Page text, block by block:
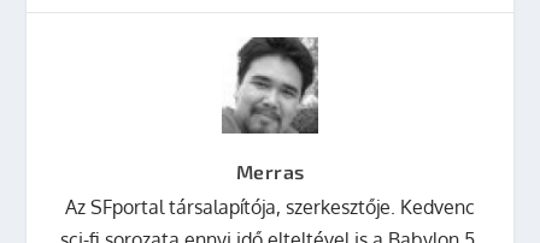
Merras
Az SFportal társalapítója, szerkesztője. Kedvenc